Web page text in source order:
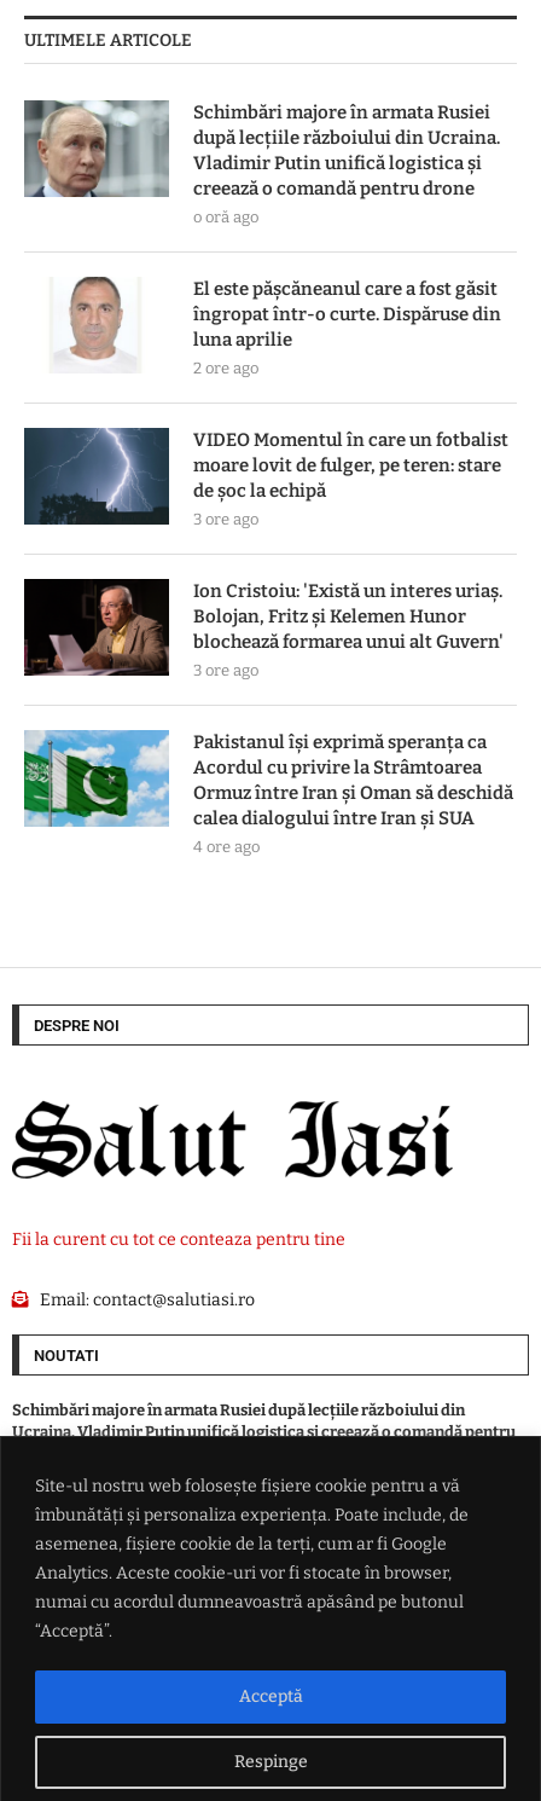
Site-ul nostru web folosește fișiere cookie pentru a vă
îmbunătăți și personaliza experiența. Poate include, de
asemenea, fișiere cookie de la terți, cum ar fi Google
Analytics. Aceste cookie-uri vor fi stocate în browser,
numai cu acordul dumneavoastră apăsând pe butonul
“Acceptă”.
Respinge
Acceptă
ULTIMELE ARTICOLE
Schimbări majore în armata Rusiei
după lecțiile războiului din Ucraina.
Vladimir Putin unifică logistica și
creează o comandă pentru drone
o oră ago
El este pășcăneanul care a fost găsit
îngropat într-o curte. Dispăruse din
luna aprilie
2 ore ago
VIDEO Momentul în care un fotbalist
moare lovit de fulger, pe teren: stare
de șoc la echipă
3 ore ago
Ion Cristoiu: 'Există un interes uriaș.
Bolojan, Fritz și Kelemen Hunor
blochează formarea unui alt Guvern'
3 ore ago
Pakistanul îşi exprimă speranţa ca
Acordul cu privire la Strâmtoarea
Ormuz între Iran şi Oman să deschidă
calea dialogului între Iran şi SUA
4 ore ago
DESPRE NOI
Fii la curent cu tot ce conteaza pentru tine
Email:contact@salutiasi.ro
NOUTATI
Schimbări majore în armata Rusiei după lecțiile războiului din
Ucraina. Vladimir Putin unifică logistica și creează o comandă pentru
El este pășcăneanul care a fost găsit îngropat într-o curte. Dispăruse
din luna aprilie
VIDEO Momentul în care un fotbalist moare lovit de fulger, pe teren:
stare de șoc la echipă
Ion Cristoiu: 'Există un interes uriaș. Bolojan, Fritz și Kelemen Hunor